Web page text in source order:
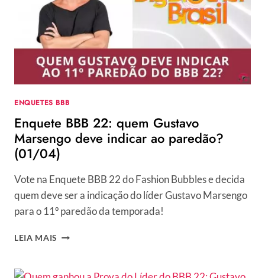
A
VOTAÇÃO
NO
BBB
22
ENQUETES BBB
Enquete BBB 22: quem Gustavo
Marsengo deve indicar ao paredão?
(01/04)
Vote na Enquete BBB 22 do Fashion Bubbles e decida
quem deve ser a indicação do líder Gustavo Marsengo
para o 11º paredão da temporada!
LEIA MAIS ENQUETE
QUEM